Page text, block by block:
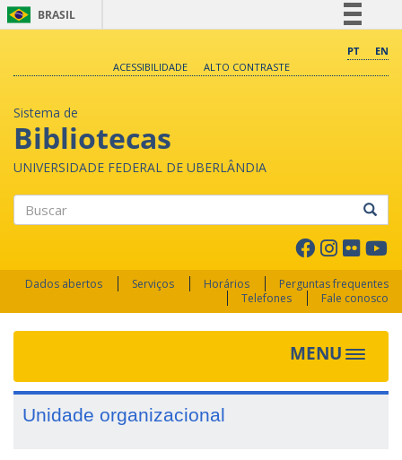
BRASIL
Comunica BR
PT
EN
ACESSIBILIDADE
ALTO CONTRASTE
Sistema de
Bibliotecas
UNIVERSIDADE FEDERAL DE UBERLÂNDIA
Dados abertos Serviços Horários
Perguntas frequentes
Telefones
Fale conosco
MENU Toggle
Unidade organizacional